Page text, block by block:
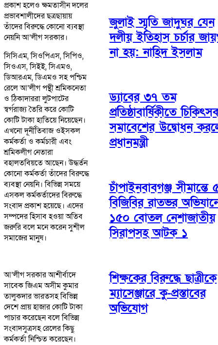
প্রকাশ হলেও ক্ষমতাসীন দলের
প্রভাবশালীদের ছত্রছায়ায়
তাঁদের বিরুদ্ধে কোনো ব্যবস্থা
নেয়নি আ’লীগ সরকার।
সিসিএম, সিওপিএস, সিপিও,
সিওএস, সিইই, সিএমও,
ডিআরএম, ডিএমও সহ পশ্চিম
রেলে আ’লীগ পন্থী শ্রমিকনেতা
ও ঠিকাদাররা লুটপাটের
স্বর্গরাজ্য তৈরি করে কোটি
কোটি টাকা হাতিয়ে নিয়েছেন।
এখনো দূর্নীতিবাজ ওইসকল
কর্মকর্তা ও কর্মচারী এবং
শ্রমিকলীগ নেতারা
বহালতবিয়তে আছেন। উদ্ধর্তন
কোনো কর্মকর্তা তাঁদের বিরুদ্ধে
ব্যবস্থা নেয়নি। বিভিন্ন সময়ে
এসকল কর্মকর্তাদের বিরুদ্ধে
সংবাদ প্রকাশ হয়েছে। এদের
সম্পদের হিসাব হওয়া অতিব
জরুরি বলে মনে করেন সুশীল
সমাজের মানুষ।
আ’লীগ সরকার আশীর্বাদে
সাবেক জিএম অসীম কুমার
তালুকদার ভারতসহ বিভিন্ন
দেশে প্রায় হাজার কোটি টাকা
পাচার করেছেন বলে বিভিন্ন
সংবাদসুত্রসহ রেলের কিছু
কর্মকর্তা নিশ্চিত করেছেন।
জুলাই স্মৃতি জাদুঘর যেন
দলীয় ইতিহাস চর্চার
না হয়: নাহিদ ইসলাম
ড্যাবের ৩৭ তম
প্রতিষ্ঠাবার্ষিকীতে
সমাবেশের উদ্বোধন
প্রধানমন্ত্রী
চাঁপাইনবাবগঞ্জ সীমান্তে
বিজিবির রাতভর
১৫০ বোতল নেশাজাতীয়
সিরাপসহ আটক ১
শিক্ষকের বিরুদ্ধে ছাত্রীকে
ম্যাসেঞ্জারে কু-প্রস্তাবের
অভিযোগ